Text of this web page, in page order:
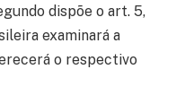
dispõe o art. 5,
examinará a
o respectivo